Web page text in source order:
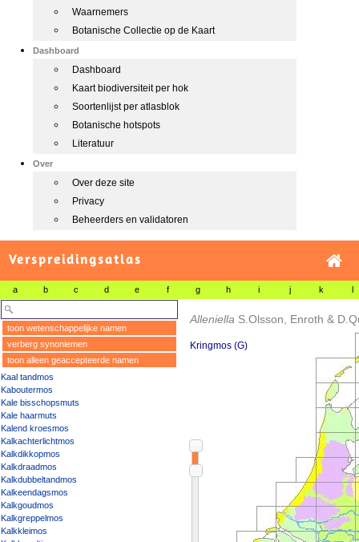
Waarnemers
Botanische Collectie op de Kaart
Dashboard
Dashboard
Kaart biodiversiteit per hok
Soortenlijst per atlasblok
Botanische hotspots
Literatuur
Over
Over deze site
Privacy
Beheerders en validatoren
Verspreidingsatlas
a b c d e f g h i j k l
toon wetenschappelijke namen
verberg synoniemen
toon alleen geaccepteerde namen
Kaal tandmos
Kaboutermos
Kale bisschopsmuts
Kale haarmuts
Kalend kroesmos
Kalkachterlichtmos
Kalkdikkopmos
Kalkdraadmos
Kalkdubbeltandmos
Kalkeendagsmos
Kalkgoudmos
Kalkgreppelmos
Kalkkleimos
Alleniella S.Olsson, Enroth &
Kringmos (G)